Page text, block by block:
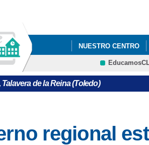
NUESTRO CENTRO
de la Reina (Toledo)
usted aquí
regional